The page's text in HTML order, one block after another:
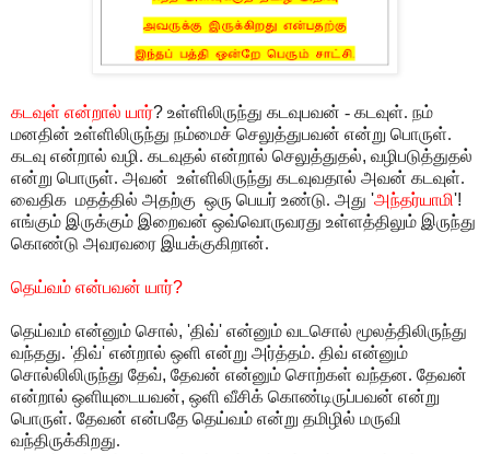
கடவுள் என்றால் யார்? உள்ளிலிருந்து கடவுபவன் - கடவுள். நம்
மனதின் உள்ளிலிருந்து நம்மைச் செலுத்துபவன் என்று பொருள்.
கடவு என்றால் வழி. கடவுதல் என்றால் செலுத்துதல், வழிபடுத்துதல்
என்று பொருள். அவன் உள்ளிலிருந்து கடவுவதால் அவன் கடவுள்.
வைதிக மதத்தில் அதற்கு ஒரு பெயர் உண்டு. அது 'அந்தர்யாமி'!
எங்கும் இருக்கும் இறைவன் ஒவ்வொருவரது உள்ளத்திலும் இருந்து
கொண்டு அவரவரை இயக்குகிறான்.
தெய்வம் என்பவன் யார்?
தெய்வம் என்னும் சொல், 'திவ்' என்னும் வடசொல் மூலத்திலிருந்து
வந்தது. 'திவ்' என்றால் ஒளி என்று அர்த்தம். திவ் என்னும்
சொல்லிலிருந்து தேவ், தேவன் என்னும் சொற்கள் வந்தன. தேவன்
என்றால் ஒளியுடையவன், ஒளி வீசிக் கொண்டிருப்பவன் என்று
பொருள். தேவன் என்பதே தெய்வம் என்று தமிழில் மருவி
வந்திருக்கிறது.